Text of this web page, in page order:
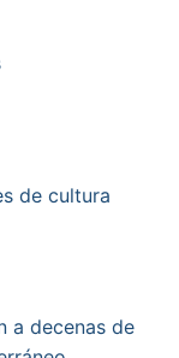
de cultura
a decenas de